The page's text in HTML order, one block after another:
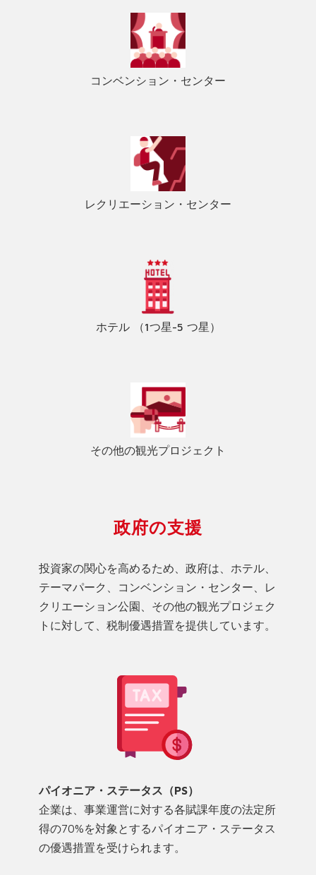
コンベンション・センター
レクリエーション・センター
ホテル （1つ星-5 つ星）
その他の観光プロジェクト
政府の支援
投資家の関心を高めるため、政府は、ホテル、
テーマパーク、コンベンション・センター、レ
クリエーション公園、その他の観光プロジェク
トに対して、税制優遇措置を提供しています。
パイオニア・ステータス（PS）
企業は、事業運営に対する各賦課年度の法定所
得の70%を対象とするパイオニア・ステータス
の優遇措置を受けられます。